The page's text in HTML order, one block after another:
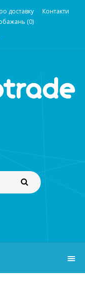
доставку
Контакти
(0)